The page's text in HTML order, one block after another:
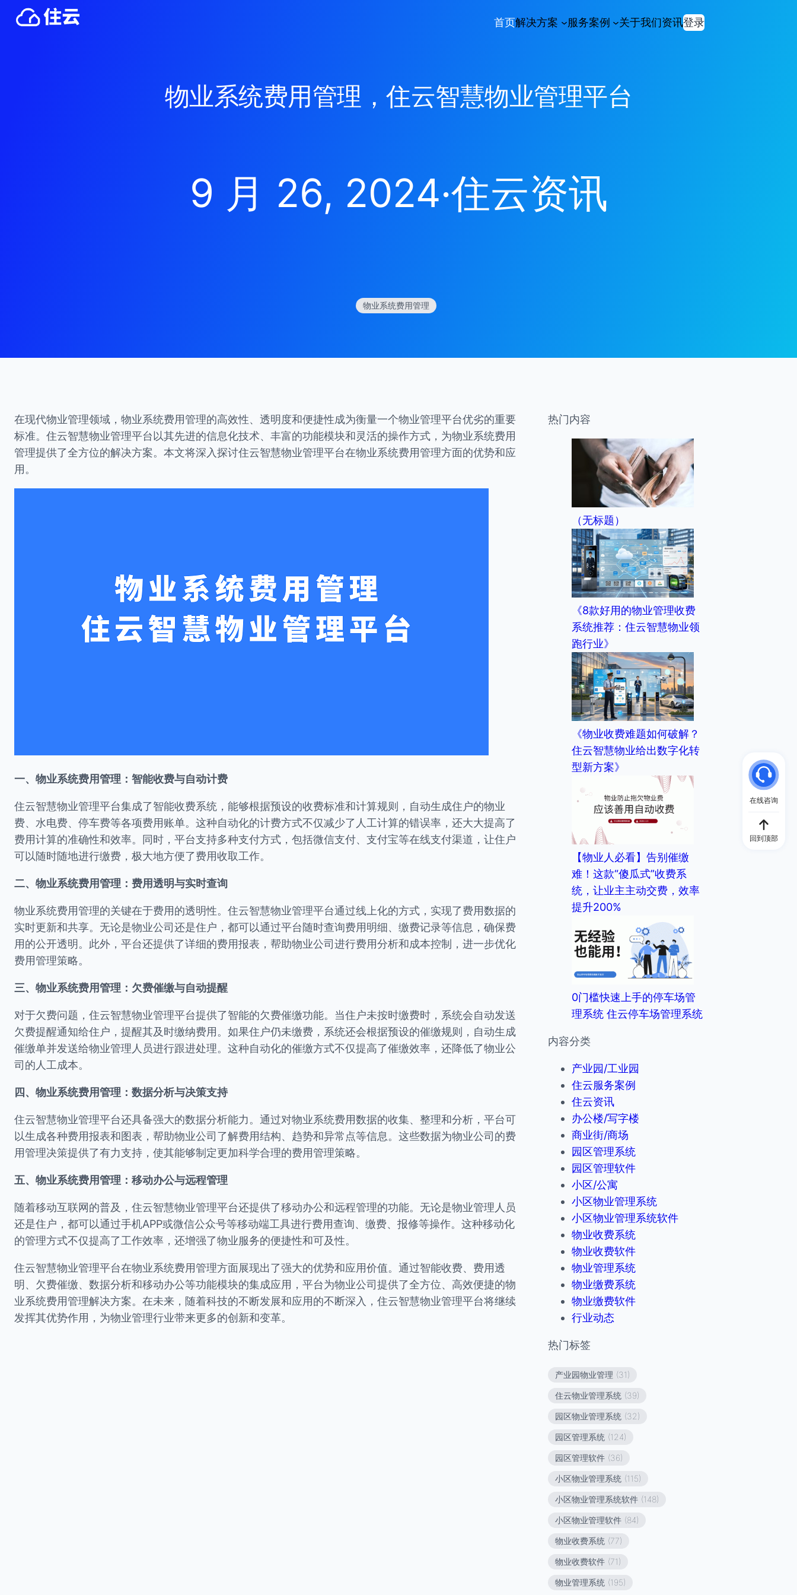
首页解决方案 服务案例 关于我们资讯登录
物业系统费用管理，住云智慧物业管理平台
9 月 26, 2024·住云资讯
物业系统费用管理
在现代物业管理领域，物业系统费用管理的高效性、透明度和便捷性成为衡量一个物业管理平台优劣的重要
标准。住云智慧物业管理平台以其先进的信息化技术、丰富的功能模块和灵活的操作方式，为物业系统费用
管理提供了全方位的解决方案。本文将深入探讨住云智慧物业管理平台在物业系统费用管理方面的优势和应
用。
一、物业系统费用管理：智能收费与自动计费
住云智慧物业管理平台集成了智能收费系统，能够根据预设的收费标准和计算规则，自动生成住户的物业
费、水电费、停车费等各项费用账单。这种自动化的计费方式不仅减少了人工计算的错误率，还大大提高了
费用计算的准确性和效率。同时，平台支持多种支付方式，包括微信支付、支付宝等在线支付渠道，让住户
可以随时随地进行缴费，极大地方便了费用收取工作。
二、物业系统费用管理：费用透明与实时查询
物业系统费用管理的关键在于费用的透明性。住云智慧物业管理平台通过线上化的方式，实现了费用数据的
实时更新和共享。无论是物业公司还是住户，都可以通过平台随时查询费用明细、缴费记录等信息，确保费
用的公开透明。此外，平台还提供了详细的费用报表，帮助物业公司进行费用分析和成本控制，进一步优化
费用管理策略。
三、物业系统费用管理：欠费催缴与自动提醒
对于欠费问题，住云智慧物业管理平台提供了智能的欠费催缴功能。当住户未按时缴费时，系统会自动发送
欠费提醒通知给住户，提醒其及时缴纳费用。如果住户仍未缴费，系统还会根据预设的催缴规则，自动生成
催缴单并发送给物业管理人员进行跟进处理。这种自动化的催缴方式不仅提高了催缴效率，还降低了物业公
司的人工成本。
四、物业系统费用管理：数据分析与决策支持
住云智慧物业管理平台还具备强大的数据分析能力。通过对物业系统费用数据的收集、整理和分析，平台可
以生成各种费用报表和图表，帮助物业公司了解费用结构、趋势和异常点等信息。这些数据为物业公司的费
用管理决策提供了有力支持，使其能够制定更加科学合理的费用管理策略。
五、物业系统费用管理：移动办公与远程管理
随着移动互联网的普及，住云智慧物业管理平台还提供了移动办公和远程管理的功能。无论是物业管理人员
还是住户，都可以通过手机APP或微信公众号等移动端工具进行费用查询、缴费、报修等操作。这种移动化
的管理方式不仅提高了工作效率，还增强了物业服务的便捷性和可及性。
住云智慧物业管理平台在物业系统费用管理方面展现出了强大的优势和应用价值。通过智能收费、费用透
明、欠费催缴、数据分析和移动办公等功能模块的集成应用，平台为物业公司提供了全方位、高效便捷的物
业系统费用管理解决方案。在未来，随着科技的不断发展和应用的不断深入，住云智慧物业管理平台将继续
发挥其优势作用，为物业管理行业带来更多的创新和变革。
热门内容
（无标题）
《8款好用的物业管理收费
系统推荐：住云智慧物业领
跑行业》
《物业收费难题如何破解？
住云智慧物业给出数字化转
型新方案》
【物业人必看】告别催缴
难！这款“傻瓜式”收费系
统，让业主主动交费，效率
提升200%
0门槛快速上手的停车场管
理系统 住云停车场管理系统
内容分类
产业园/工业园
住云服务案例
住云资讯
办公楼/写字楼
商业街/商场
园区管理系统
园区管理软件
小区/公寓
小区物业管理系统
小区物业管理系统软件
物业收费系统
物业收费软件
物业管理系统
物业缴费系统
物业缴费软件
行业动态
热门标签
产业园物业管理 (31)
住云物业管理系统 (39)
园区物业管理系统 (32)
园区管理系统 (124)
园区管理软件 (36)
小区物业管理系统 (115)
小区物业管理系统软件 (148)
小区物业管理软件 (84)
物业收费系统 (77)
物业收费软件 (71)
物业管理系统 (195)
在线咨询
回到顶部